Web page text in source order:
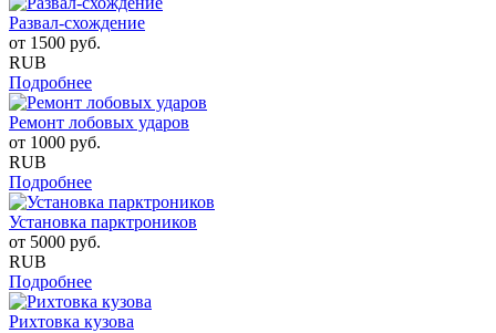
Развал-схождение
от 1500 руб.
RUB
Подробнее
Ремонт лобовых ударов
от 1000 руб.
RUB
Подробнее
Установка парктроников
от 5000 руб.
RUB
Подробнее
Рихтовка кузова